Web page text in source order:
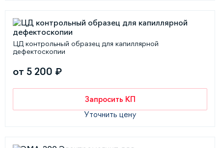
ЦД контрольный образец для капиллярной
дефектоскопии
от 5 200 ₽
Запросить КП
Уточнить цену